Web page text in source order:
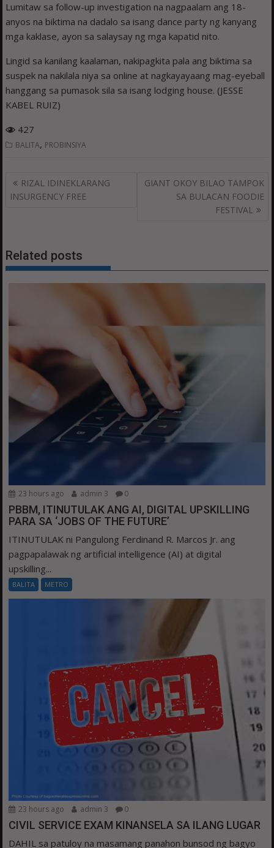
Lumitaw sa follow-up investigation na nagpaalam ang 18-
anyos na biktima na dadalo sa isang dance party ng kanyang
mga kaklase, ayon sa salaysay ng mga kapatid nito.
Lingid sa kanilang kaalaman, nakipagkita pala ang biktima sa
suspek na nakilala niya sa online at nagkayayaang mag-eyeball
hanggang sa pumasok sila sa isang lodging house. (JESSE
KABEL RUIZ)
427
BALITA, PROBINSIYA
Post
navigation
RIZAL IDINEKLARANG
INSURGENCY FREE
GIANT OKOY BILAO TAMPOK
SA BULACAN FOODIE
FESTIVAL
Related posts
23 hours ago admin 3 0
PBBM, ITINUTULAK ANG AI, DIGITAL UPSKILLING
PARA SA ‘JOBS OF THE FUTURE’
ITINUTULAK ni Pangulong Ferdinand R. Marcos Jr. ang
pagpapalawak ng artificial intelligence (AI) at digital
upskilling...
BALITA METRO
23 hours ago admin 3 0
CIVIL SERVICE EXAM KINANSELA SA ILANG LUGAR
DAHIL sa patuloy na masamang panahon bunsod ng bagyo